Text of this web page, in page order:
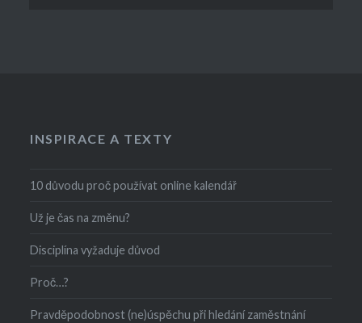
INSPIRACE A TEXTY
10 důvodu proč používat online kalendář
Už je čas na změnu?
Disciplína vyžaduje důvod
Proč…?
Pravděpodobnost (ne)úspěchu při hledání zaměstnání